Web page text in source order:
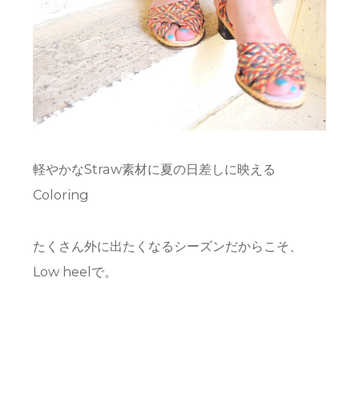
軽やかなStraw素材に夏の日差しに映える
Coloring
たくさん外に出たくなるシーズンだからこそ、
Low heelで。